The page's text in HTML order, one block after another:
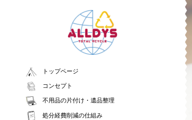
トップページ
コンセプト
不用品の片付け・遺品整理
処分経費削減の仕組み